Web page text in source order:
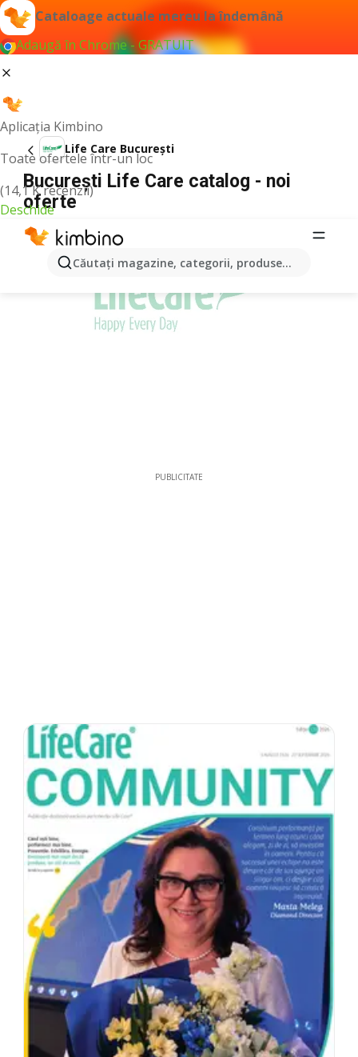
Cataloage actuale mereu la îndemână
Adaugă în Chrome - GRATUIT
Aplicația Kimbino
Toate ofertele într-un loc
(14,1 K recenzii)
Deschide
Căutaţi magazine, categorii, produse...
Life Care București
București Life Care catalog - noi
oferte
PUBLICITATE